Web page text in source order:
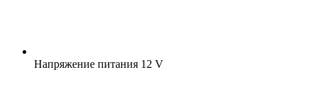
Напряжение питания 12 V